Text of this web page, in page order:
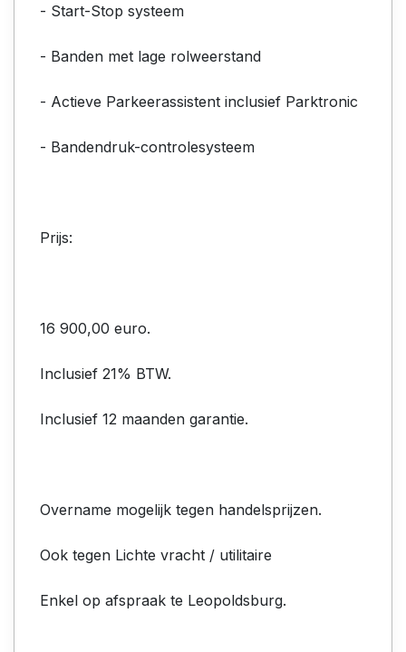
- Start-Stop systeem
- Banden met lage rolweerstand
- Actieve Parkeerassistent inclusief Parktronic
- Bandendruk-controlesysteem
Prijs:
16 900,00 euro.
Inclusief 21% BTW.
Inclusief 12 maanden garantie.
Overname mogelijk tegen handelsprijzen.
Ook tegen Lichte vracht / utilitaire
Enkel op afspraak te Leopoldsburg.